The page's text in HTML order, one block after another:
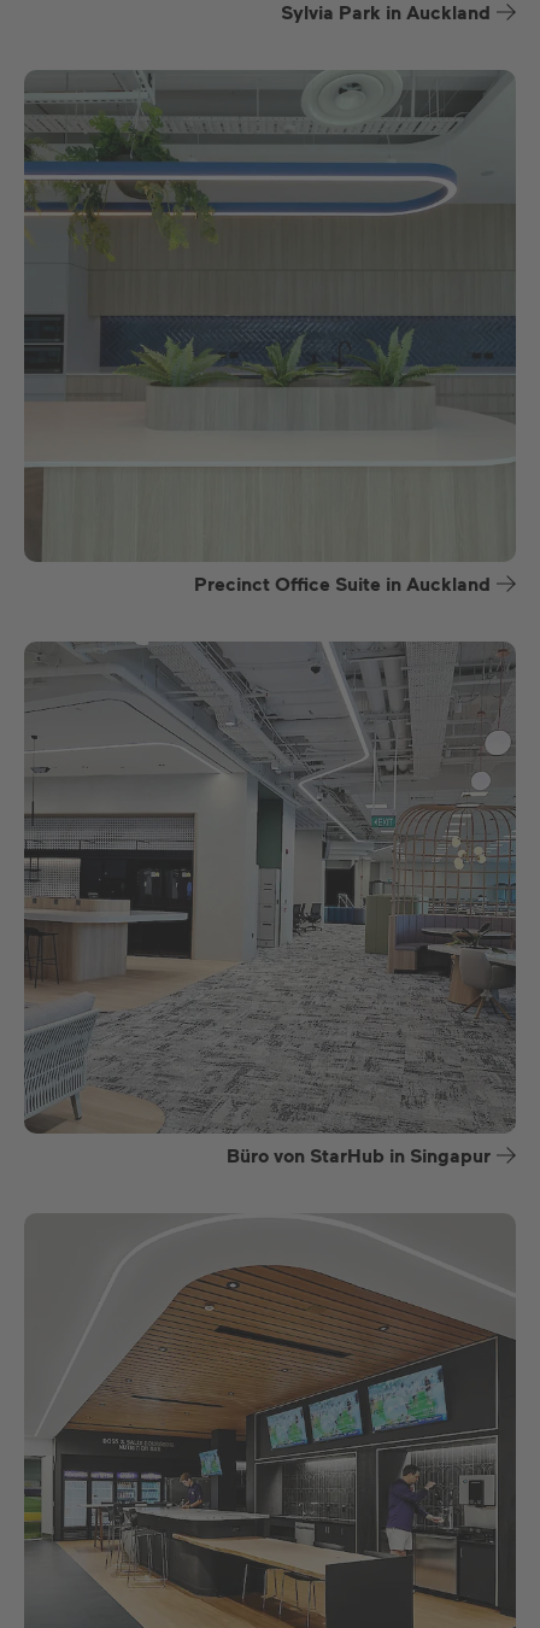
Sylvia Park in Auckland
Precinct Office Suite in Auckland
Büro von StarHub in Singapur